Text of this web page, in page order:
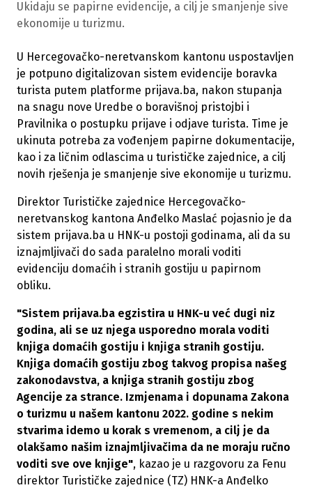
Ukidaju se papirne evidencije, a cilj je smanjenje sive
ekonomije u turizmu.
U Hercegovačko-neretvanskom kantonu uspostavljen
je potpuno digitalizovan sistem evidencije boravka
turista putem platforme prijava.ba, nakon stupanja
na snagu nove Uredbe o boravišnoj pristojbi i
Pravilnika o postupku prijave i odjave turista. Time je
ukinuta potreba za vođenjem papirne dokumentacije,
kao i za ličnim odlascima u turističke zajednice, a cilj
novih rješenja je smanjenje sive ekonomije u turizmu.
Direktor Turističke zajednice Hercegovačko-
neretvanskog kantona Anđelko Maslać pojasnio je da
sistem prijava.ba u HNK-u postoji godinama, ali da su
iznajmljivači do sada paralelno morali voditi
evidenciju domaćih i stranih gostiju u papirnom
obliku.
"Sistem prijava.ba egzistira u HNK-u već dugi niz
godina, ali se uz njega usporedno morala voditi
knjiga domaćih gostiju i knjiga stranih gostiju.
Knjiga domaćih gostiju zbog takvog propisa našeg
zakonodavstva, a knjiga stranih gostiju zbog
Agencije za strance. Izmjenama i dopunama Zakona
o turizmu u našem kantonu 2022. godine s nekim
stvarima idemo u korak s vremenom, a cilj je da
olakšamo našim iznajmljivačima da ne moraju ručno
voditi sve ove knjige", kazao je u razgovoru za Fenu
direktor Turističke zajednice (TZ) HNK-a Anđelko